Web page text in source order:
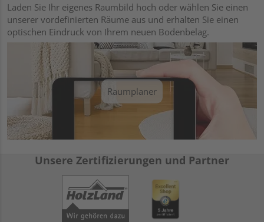
Laden Sie Ihr eigenes Raumbild hoch oder wählen Sie einen
unserer vordefinierten Räume aus und erhalten Sie einen
optischen Eindruck von Ihrem neuen Bodenbelag.
Raumplaner
Unsere Zertifizierungen und Partner